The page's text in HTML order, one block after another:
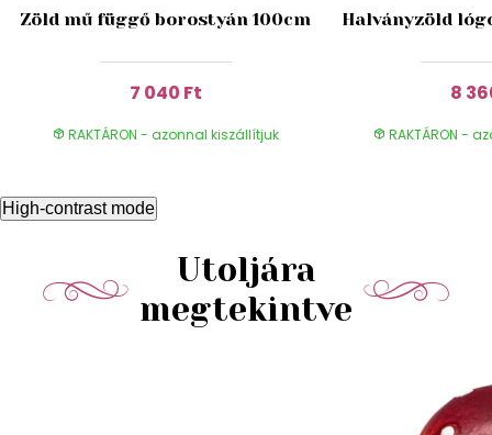
Zöld mű függő borostyán 100cm
7 040 Ft
RAKTÁRON - azonnal kiszállítjuk
Halványzöld
8
RAKTÁRON -
High-contrast mode
Utoljára
megtekintve